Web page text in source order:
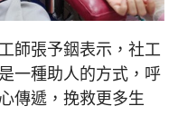
師張予銦表示，社工
一種助人的方式，呼
傳遞，挽救更多生